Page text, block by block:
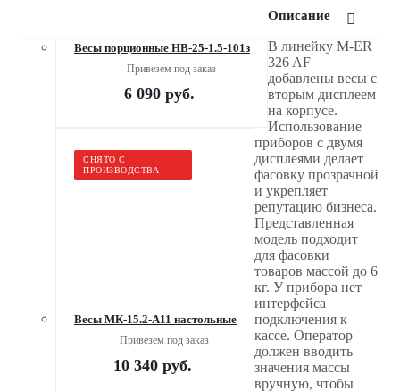
Весы порционные НВ-25-1.5-101з
Привезем под заказ
6 090руб.
СНЯТО С
ПРОИЗВОДСТВА
Весы МК-15.2-А11 настольные
Привезем под заказ
10 340руб.
Описание
В линейку M-ER
326 AF
добавлены весы с
вторым дисплеем
на корпусе.
Использование
приборов с двумя
дисплеями делает
фасовку прозрачной
и укрепляет
репутацию бизнеса.
Представленная
модель подходит
для фасовки
товаров массой до 6
кг. У прибора нет
интерфейса
подключения к
кассе. Оператор
должен вводить
значения массы
вручную, чтобы